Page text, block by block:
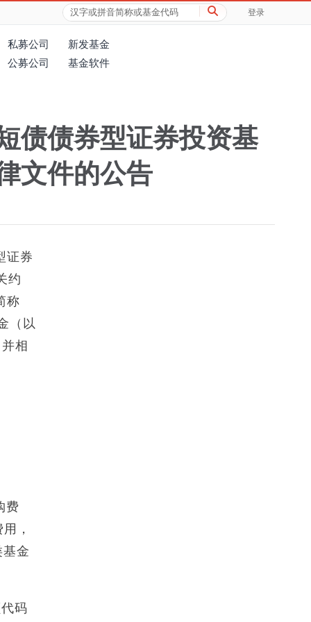
登录
私募公司
新发基金
公募公司 基金软件
债债券型证券投资基
文件的公告
证券
约
称
（以
相
费
，
金
码